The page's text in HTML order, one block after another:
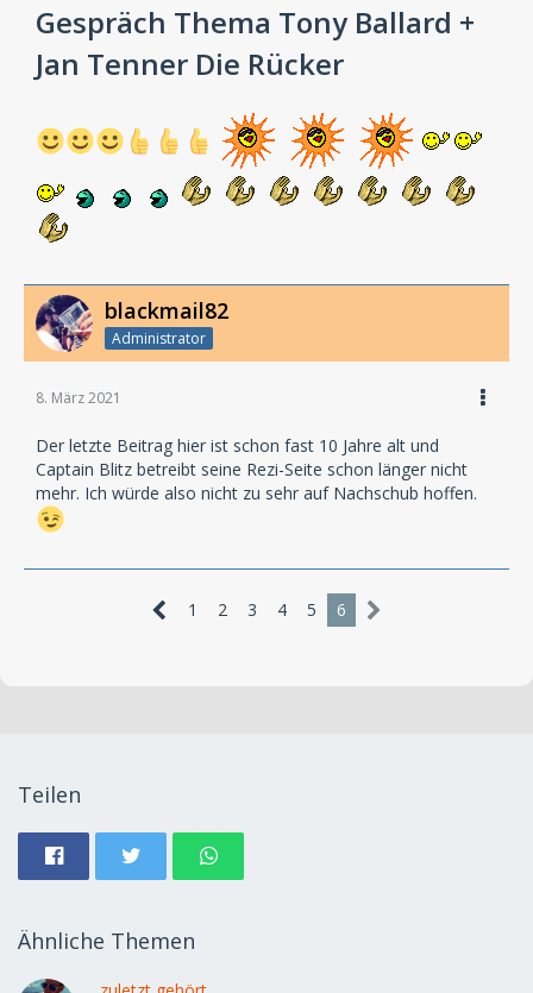
Gespräch Thema Tony Ballard +
Jan Tenner Die Rücker
blackmail82
Administrator
8. März 2021
Der letzte Beitrag hier ist schon fast 10 Jahre alt und
Captain Blitz betreibt seine Rezi-Seite schon länger nicht
mehr. Ich würde also nicht zu sehr auf Nachschub hoffen.
1 2 3 4 5 6
Teilen
Ähnliche Themen